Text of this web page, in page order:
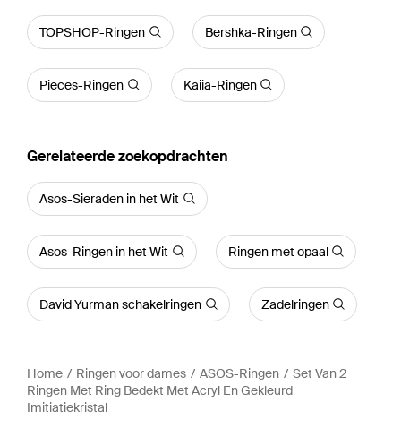
TOPSHOP-Ringen Bershka-Ringen
Pieces-Ringen Kaiia-Ringen
Gerelateerde zoekopdrachten
Asos-Sieraden in het Wit
Asos-Ringen in het Wit Ringen met opaal
David Yurman schakelringen Zadelringen
Home Ringen voor dames ASOS-Ringen
Set Van 2
Ringen Met Ring Bedekt Met Acryl En Gekleurd
Imitiatiekristal